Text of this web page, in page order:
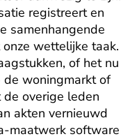
registreert en
samenhangende
wettelijke taak.
of het nu
woningmarkt of
overige leden
akten vernieuwd
maatwerk software